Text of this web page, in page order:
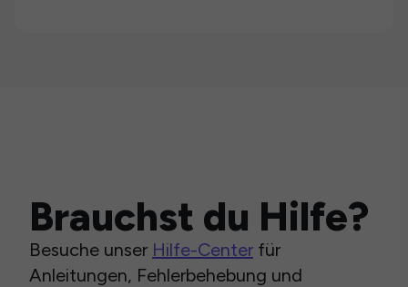
Brauchst du Hilfe?
Besuche unser Hilfe-Center für
Anleitungen, Fehlerbehebung und